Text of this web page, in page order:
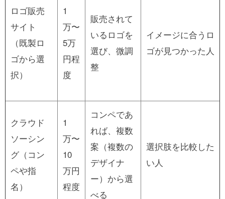
ロゴ販売
サイト
（既製ロ
ゴから選
択）
1
万〜
5万
円程
度
販売されて
いるロゴを
選び、微調
整
イメージに合うロ
ゴが見つかった人
クラウド
ソーシン
グ（コン
ペや指
名）
1
万〜
10
万円
程度
コンペであ
れば、複数
案（複数の
デザイナ
ー）から選
べる
選択肢を比較した
い人